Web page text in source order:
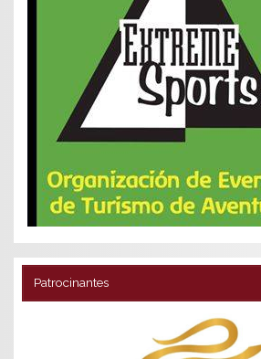
Patrocinantes